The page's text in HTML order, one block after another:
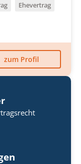
Ehevertrag
zum Profil